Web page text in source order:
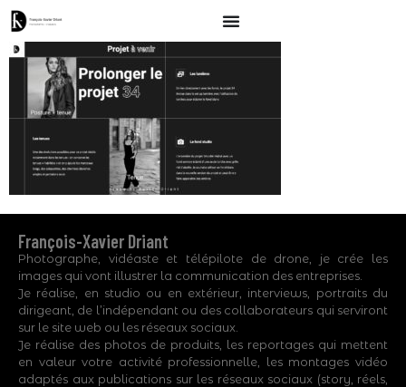
François-Xavier Driant
Photographe, vidéaste et télépilote de drone, je crée les
images qui vont illustrer la communication des entreprises.
Je réalise, en studio ou en extérieur, interviews, portraits du
dirigeant, de l’indépendant ou des collaborateurs qui serviront
sur le site web ou les réseaux sociaux.
Je réalise des photos de produits, les reportages qui mettent
en valeur votre activité professionnelle, les montages vidéo
adaptés aux publications sur les réseaux sociaux (story, réels,